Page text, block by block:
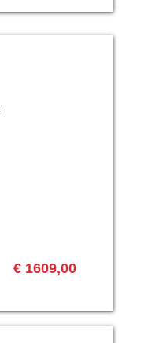
€ 1609,00